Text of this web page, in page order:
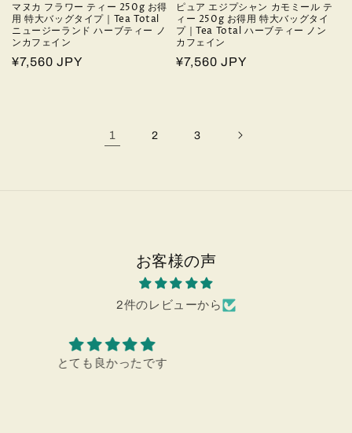
マヌカ フラワー ティー 250g お得
用 特大バッグタイプ｜Tea Total
ニュージーランド ハーブティー ノ
ンカフェイン
通
¥7,560 JPY
ピュア エジプシャン カモミール テ
ィー 250g お得用 特大バッグタイ
プ｜Tea Total ハーブティー ノン
カフェイン
通
¥7,560 JPY
1 2 3
お客様の声
2件のレビューから
プレゼントにも最適です。